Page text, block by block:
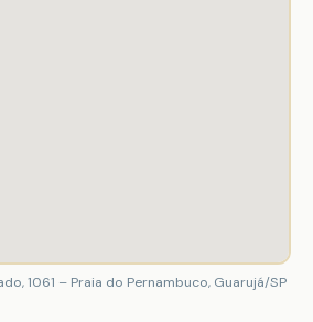
1061 – Praia do Pernambuco, Guarujá/SP